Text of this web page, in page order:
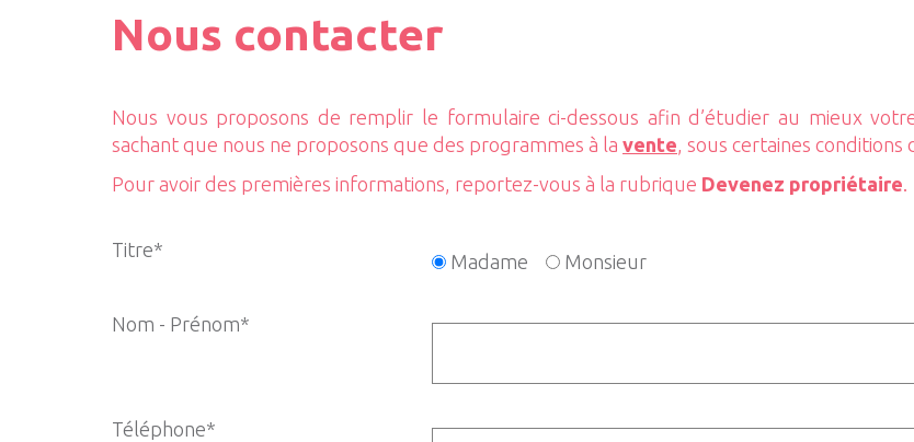
Nous contacter
Nous vous proposons de remplir le formulaire ci-dessous afin d’étudier au mieux
sachant que nous ne proposons que des programmes à la vente, sous certaines conditions
Pour avoir des premières informations, reportez-vous à la rubrique Devenez propriétaire.
Titre*
Madame Monsieur
Nom - Prénom*
Téléphone*